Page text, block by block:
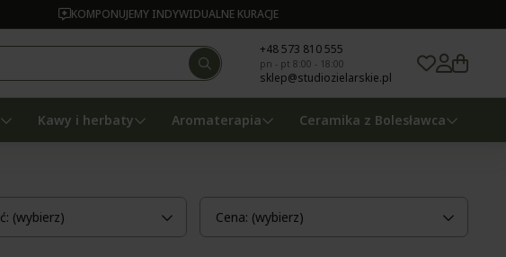
KOMPONUJEMY INDYWIDUALNE KURACJE
+48 573 810 555
pn - pt 8:00 - 18:00
sklep@studiozielarskie.pl
Kawy i herbaty Aromaterapia Ceramika z Bolesławca
(wybierz) Cena: (wybierz)